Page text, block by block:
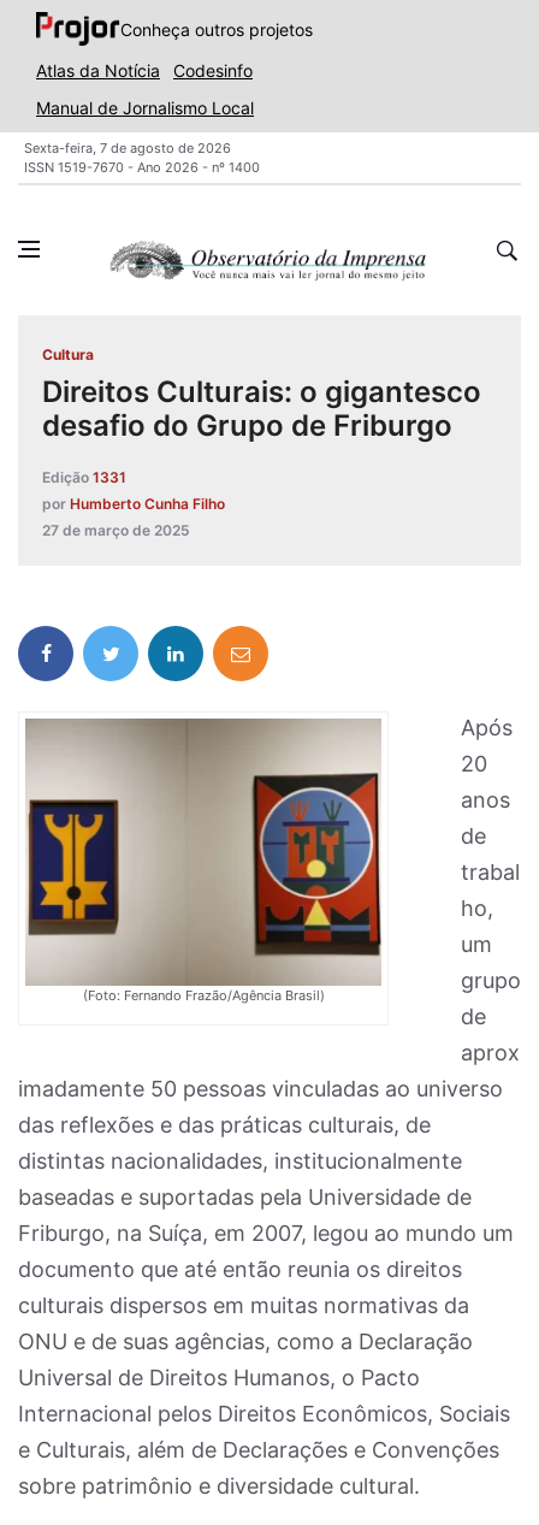
Conheça outros projetos
Atlas da Notícia
Codesinfo
Manual de Jornalismo Local
Sexta-feira, 7 de agosto de 2026
ISSN 1519-7670 - Ano 2026 - nº 1400
Cultura
Direitos Culturais: o gigantesco
desafio do Grupo de Friburgo
Edição 1331
por Humberto Cunha Filho
27 de março de 2025
(Foto: Fernando Frazão/Agência Brasil)
Após
20
anos
de
trabal
ho,
um
grupo
de
aprox
imadamente 50 pessoas vinculadas ao universo
das reflexões e das práticas culturais, de
distintas nacionalidades, institucionalmente
baseadas e suportadas pela Universidade de
Friburgo, na Suíça, em 2007, legou ao mundo um
documento que até então reunia os direitos
culturais dispersos em muitas normativas da
ONU e de suas agências, como a Declaração
Universal de Direitos Humanos, o Pacto
Internacional pelos Direitos Econômicos, Sociais
e Culturais, além de Declarações e Convenções
sobre patrimônio e diversidade cultural.